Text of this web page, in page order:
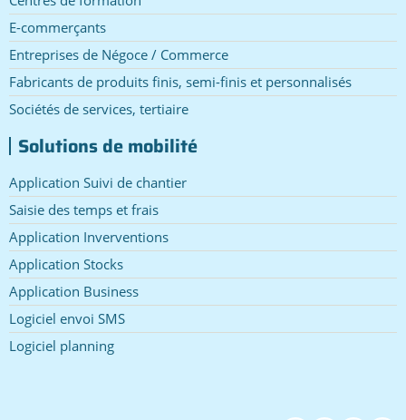
E-commerçants
Entreprises de Négoce / Commerce
Fabricants de produits finis, semi-finis et personnalisés
Sociétés de services, tertiaire
Solutions de mobilité
Application Suivi de chantier
Saisie des temps et frais
Application Inverventions
Application Stocks
Application Business
Logiciel envoi SMS
Logiciel planning